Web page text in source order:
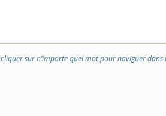
cliquer sur n’importe quel mot pour naviguer